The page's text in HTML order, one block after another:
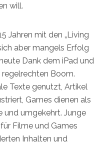
will.
Jahren mit den „Living
aber mangels Erfolg
Dank dem iPad und
regelrechten Boom.
Texte genutzt, Artikel
Games dienen als
und umgekehrt. Junge
Filme und Games
Inhalten und